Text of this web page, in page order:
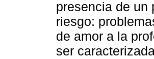
presencia de un
riesgo:
de amor a la
ser